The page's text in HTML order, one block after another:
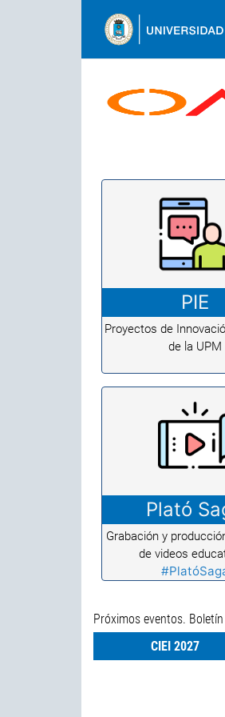
PIE
Proyectos de
de la UPM
Plató
Grabación y
de videos
Próximos eventos.
CIEI 2027